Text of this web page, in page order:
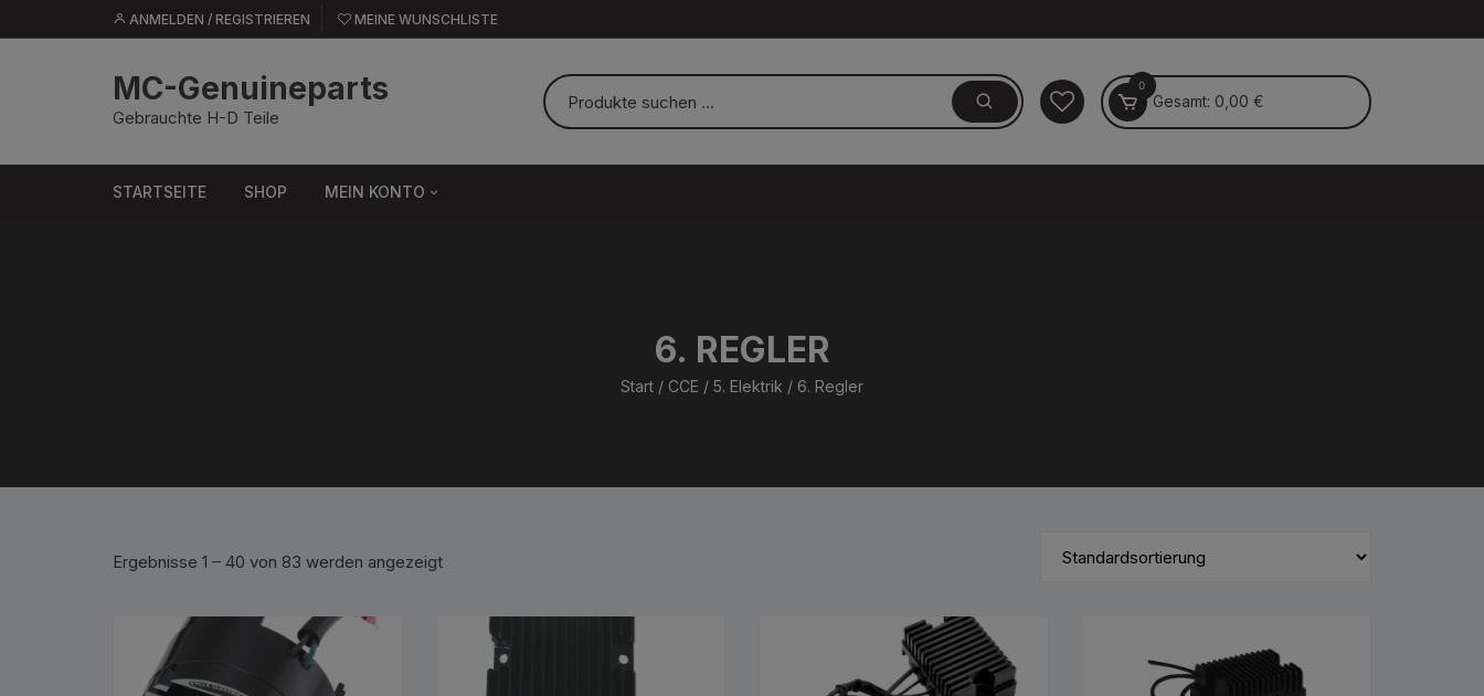
Inhalt
ANMELDEN / REGISTRIEREN MEINE WUNSCHLISTE
MC-Genuineparts
Gebrauchte H-D Teile
0
Gesamt: 0,00 €
STARTSEITE SHOP MEIN KONTO
6. REGLER
Start / CCE / 5. Elektrik / 6. Regler
Ergebnisse 1 – 40 von 83 werden angezeigt